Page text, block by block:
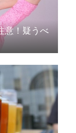
意！疑うべ